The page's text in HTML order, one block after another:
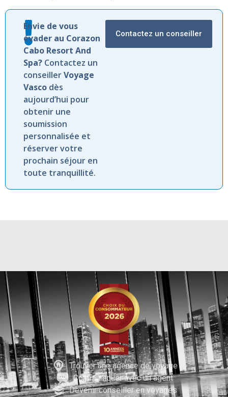
Envie de vous
évader au Corazon
Cabo Resort And
Spa?Contactez un
conseillerVoyage
Vascodès
aujourd’hui pour
obtenir une
soumission
personnalisée et
réserver votre
prochain séjour en
toute tranquillité.
Contactez un conseiller
Trouver une agence de voyage
Communiquer avec un agent
Devenir conseiller en voyages